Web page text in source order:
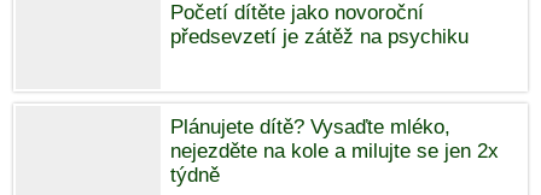
Početí dítěte jako novoroční
předsevzetí je zátěž na psychiku
Plánujete dítě? Vysaďte mléko,
nejezděte na kole a milujte se jen 2x
týdně